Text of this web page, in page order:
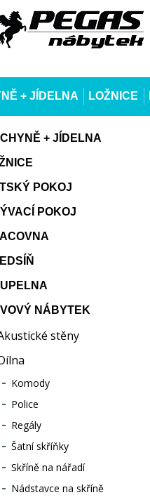
+ JÍDELNA LOŽNICE
+ JÍDELNA
POKOJ
POKOJ
NÁBYTEK
stěny
Komody
Police
Regály
Šatní skříňky
Skříně na nářadí
Nádstavce na skříně